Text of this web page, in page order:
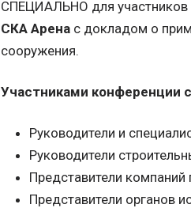
СПЕЦИАЛЬНО для участников
СКА Арена с докладом о
сооружения.
Участниками конференции
Руководители и
Руководители
Представители компаний
Представители органов